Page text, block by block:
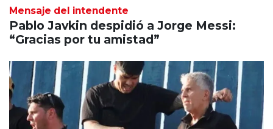
Mensaje del intendente
Pablo Javkin despidió a Jorge Messi:
“Gracias por tu amistad”